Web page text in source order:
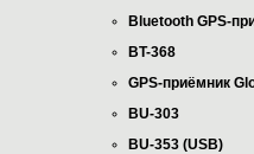
Bluetooth GPS-
BT-368
GPS-приёмник
BU-303
BU-353 (USB)